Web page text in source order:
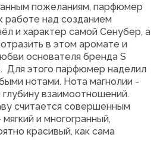
пожеланиям, парфюмер
работе над созданием
и характер самой Сенубер, а
в этом аромате и
основателя бренда S
Для этого парфюмер наделил
нотами. Нота магнолии -
взаимоотношений.
считается совершенным
и многогранный,
красивый, как сама